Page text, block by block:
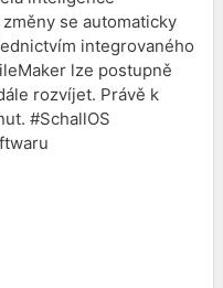
se automaticky
integrovaného
lze postupně
rozvíjet. Právě k
#SchallOS